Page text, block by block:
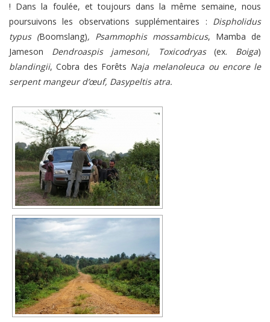
! Dans la foulée, et toujours dans la même semaine, nous
poursuivons les observations supplémentaires : Dispholidus
typus (Boomslang), Psammophis mossambicus, Mamba de
Jameson Dendroaspis jamesoni, Toxicodryas(ex. Boiga)
blandingii, Cobra des Forêts Naja melanoleuca ou encore le
serpent mangeur d’œuf, Dasypeltis atra.